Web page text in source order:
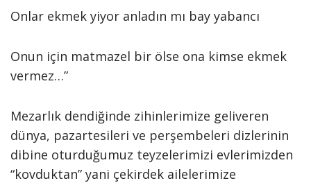
Onlar ekmek yiyor anladın mı bay yabancı
Onun için matmazel bir ölse ona kimse ekmek
vermez…”
Mezarlık dendiğinde zihinlerimize geliveren
dünya, pazartesileri ve perşembeleri dizlerinin
dibine oturduğumuz teyzelerimizi evlerimizden
“kovduktan” yani çekirdek ailelerimize